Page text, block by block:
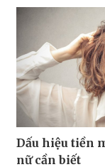
Dấu hiệu tiền
nữ cần biết